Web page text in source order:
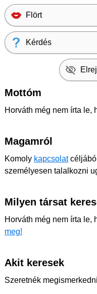
Flört
Kérdés
Mottóm
Horváth még nem írta le,
Magamról
Komoly kapcsolat
személyesen talalkozni
Milyen társat
Horváth még nem írta le,
meg!
Akit keresek
Szeretnék